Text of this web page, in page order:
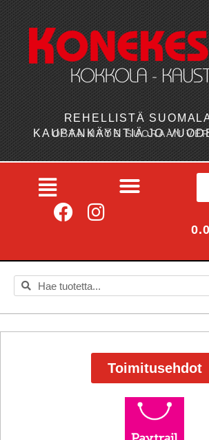
REHELLISTÄ
KAUPANKÄYNTIÄ JO
OSTA MYÖS SUORAAN
Toimitusehdot